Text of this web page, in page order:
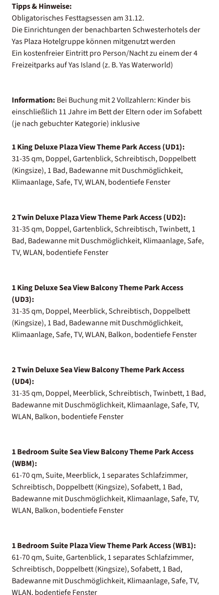
Tipps & Hinweise:
Obligatorisches Festtagsessen am 31.12.
Die Einrichtungen der benachbarten Schwesterhotels der
Yas Plaza Hotelgruppe können mitgenutzt werden
Ein kostenfreier Eintritt pro Person/Nacht zu einem der 4
Freizeitparks auf Yas Island (z. B. Yas Waterworld)
Information: Bei Buchung mit 2 Vollzahlern: Kinder bis
einschließlich 11 Jahre im Bett der Eltern oder im Sofabett
(je nach gebuchter Kategorie) inklusive
1 King Deluxe Plaza View Theme Park Access (UD1):
31-35 qm, Doppel, Gartenblick, Schreibtisch, Doppelbett
(Kingsize), 1 Bad, Badewanne mit Duschmöglichkeit,
Klimaanlage, Safe, TV, WLAN, bodentiefe Fenster
2 Twin Deluxe Plaza View Theme Park Access (UD2):
31-35 qm, Doppel, Gartenblick, Schreibtisch, Twinbett, 1
Bad, Badewanne mit Duschmöglichkeit, Klimaanlage, Safe,
TV, WLAN, bodentiefe Fenster
1 King Deluxe Sea View Balcony Theme Park Access
(UD3):
31-35 qm, Doppel, Meerblick, Schreibtisch, Doppelbett
(Kingsize), 1 Bad, Badewanne mit Duschmöglichkeit,
Klimaanlage, Safe, TV, WLAN, Balkon, bodentiefe Fenster
2 Twin Deluxe Sea View Balcony Theme Park Access
(UD4):
31-35 qm, Doppel, Meerblick, Schreibtisch, Twinbett, 1 Bad,
Badewanne mit Duschmöglichkeit, Klimaanlage, Safe, TV,
WLAN, Balkon, bodentiefe Fenster
1 Bedroom Suite Sea View Balcony Theme Park Access
(WBM):
61-70 qm, Suite, Meerblick, 1 separates Schlafzimmer,
Schreibtisch, Doppelbett (Kingsize), Sofabett, 1 Bad,
Badewanne mit Duschmöglichkeit, Klimaanlage, Safe, TV,
WLAN, Balkon, bodentiefe Fenster
1 Bedroom Suite Plaza View Theme Park Access (WB1):
61-70 qm, Suite, Gartenblick, 1 separates Schlafzimmer,
Schreibtisch, Doppelbett (Kingsize), Sofabett, 1 Bad,
Badewanne mit Duschmöglichkeit, Klimaanlage, Safe, TV,
WLAN, bodentiefe Fenster